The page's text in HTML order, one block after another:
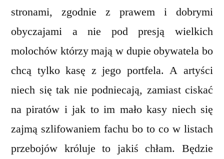
stronami, zgodnie z prawem i dobrymi
obyczajami a nie pod presją wielkich
molochów którzy mają w dupie obywatela bo
chcą tylko kasę z jego portfela. A artyści
niech się tak nie podniecają, zamiast ciskać
na piratów i jak to im mało kasy niech się
zajmą szlifowaniem fachu bo to co w listach
przebojów króluje to jakiś chłam. Będzie